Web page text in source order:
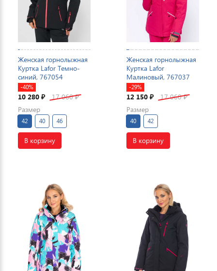
Женская горнолыжная
Куртка Lafor Темно-
синий, 767054
-40%
10 280 ₽ 17 060₽
Размер
42 40 46
В корзину
Женская горнолыжная
Куртка Lafor
Малиновый, 767037
-29%
12 150 ₽ 17 060₽
Размер
40 42
В корзину